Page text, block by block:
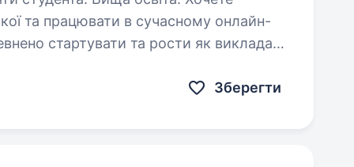
та працювати в сучасному онлайн-
стартувати та рости як викладач
Зберегти